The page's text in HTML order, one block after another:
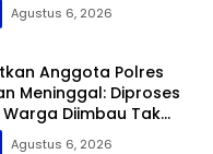
Agustus 6, 2026
Anggota Polres
Meninggal: Diproses
Warga Diimbau Tak
Agustus 6, 2026